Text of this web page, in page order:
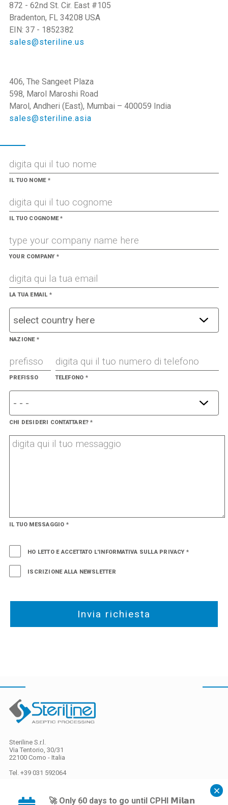
872 - 62nd St. Cir. East #105
Bradenton, FL 34208 USA
EIN: 37 - 1852382
sales@steriline.us
406, The Sangeet Plaza
598, Marol Maroshi Road
Marol, Andheri (East), Mumbai – 400059 India
sales@steriline.asia
IL TUO NOME *
IL TUO COGNOME*
YOUR COMPANY *
LA TUA EMAIL *
NAZIONE *
PREFISSO TELEFONO *
CHI DESIDERI CONTATTARE?*
IL TUO MESSAGGIO *
HO LETTO E ACCETTATO L'INFORMATIVA SULLA PRIVACY *
ISCRIZIONE ALLA NEWSLETTER
Steriline S.r.l.
Via Tentorio, 30/31
22100 Como - Italia
Tel. +39 031 592064
Codice SDI
AS8U6Y7
🚀 Only 60 days to go until CPHI 𝗠𝗶𝗹𝗮𝗻